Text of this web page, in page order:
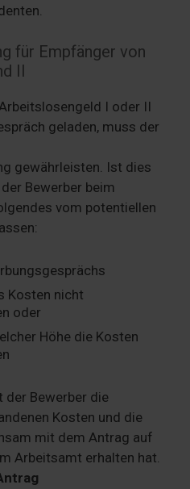
für Empfänger von
II
I oder II
geladen, muss der
gewährleisten. Ist dies
Bewerber beim
vom potentiellen
Kosten nicht
oder
Höhe die Kosten
der Bewerber die
Kosten und die
mit dem Antrag auf
Arbeitsamt erhalten hat.